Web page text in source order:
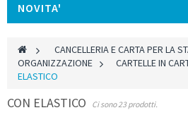
NOVITA'
> CANCELLERIA E CARTA PER LA
ORGANIZZAZIONE > CARTELLE IN
ELASTICO
CON ELASTICO Ci sono 23 prodotti.